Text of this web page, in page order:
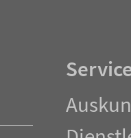
überspringen